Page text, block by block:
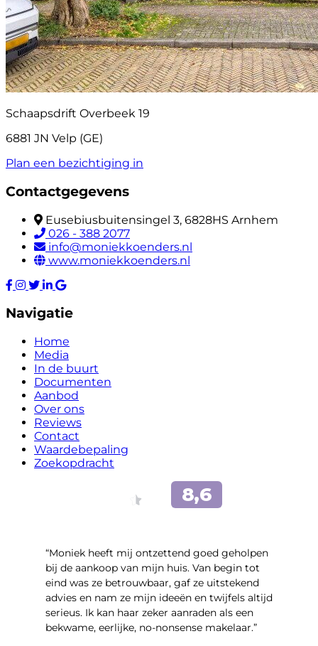
Schaapsdrift Overbeek 19
6881 JN Velp (GE)
Plan een bezichtiging in
Contactgegevens
Eusebiusbuitensingel 3, 6828HS Arnhem
026 - 388 2077
info@moniekkoenders.nl
www.moniekkoenders.nl
Navigatie
Home
Media
In de buurt
Documenten
Aanbod
Over ons
Reviews
Contact
Waardebepaling
Zoekopdracht
“Moniek heeft mij ontzettend goed geholpen
bij de aankoop van mijn huis. Van begin tot
eind was ze betrouwbaar, gaf ze uitstekend
advies en nam ze mijn ideeën en twijfels altijd
serieus. Ik kan haar zeker aanraden als een
bekwame, eerlijke, no-nonsense makelaar.”